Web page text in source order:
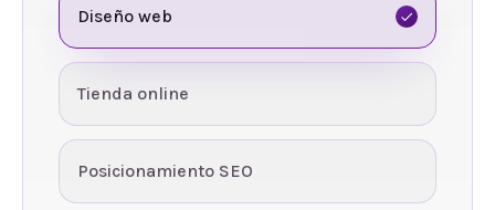
Diseño web
Tienda online
Posicionamiento SEO